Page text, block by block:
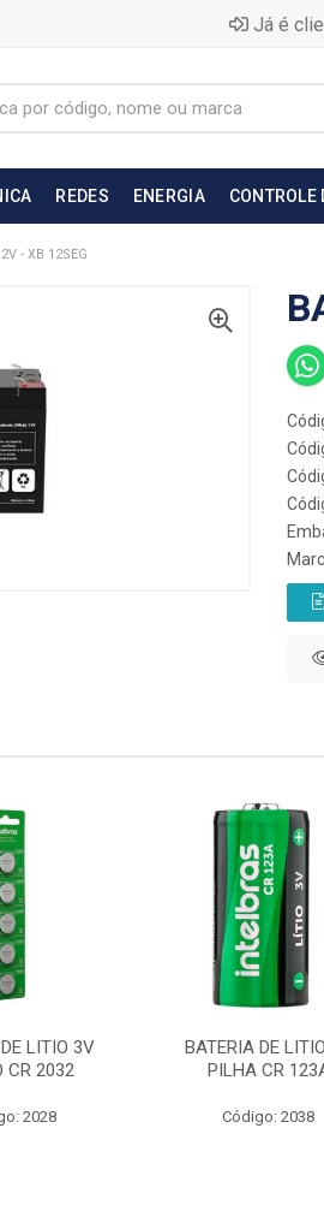
Já é
REDES ENERGIA CONTROLE
- XB 12SEG
LITIO 3V
CR 2032
2028
BATERIA DE
PILHA CR
Código: 2038